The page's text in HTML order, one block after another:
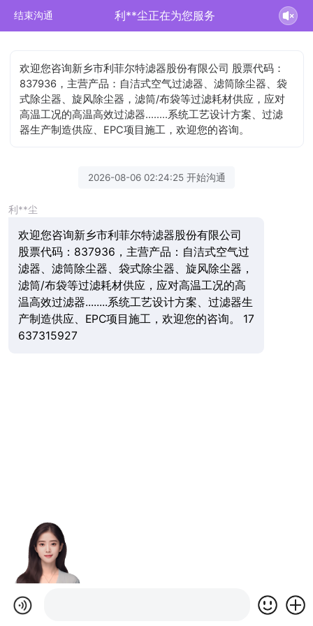
结束沟通 利**尘正在为您服务
欢迎您咨询新乡市利菲尔特滤器股份有限公司 股票代码：
837936，主营产品：自洁式空气过滤器、滤筒除尘器、袋
式除尘器、旋风除尘器，滤筒/布袋等过滤耗材供应，应对
高温工况的高温高效过滤器........系统工艺设计方案、过滤
器生产制造供应、EPC项目施工，欢迎您的咨询。
2026-08-06 02:24:25 开始沟通
利**尘
欢迎您咨询新乡市利菲尔特滤器股份有限公司
股票代码：837936，主营产品：自洁式空气过
滤器、滤筒除尘器、袋式除尘器、旋风除尘器，
滤筒/布袋等过滤耗材供应，应对高温工况的高
温高效过滤器........系统工艺设计方案、过滤器生
产制造供应、EPC项目施工，欢迎您的咨询。 17
637315927